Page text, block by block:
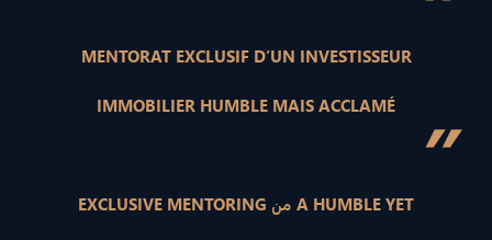
MENTORAT EXCLUSIF D’UN INVESTISSEUR
IMMOBILIER HUMBLE MAIS ACCLAMÉ ” EXCLUSIVE MENTORING من A HUMBLE YET